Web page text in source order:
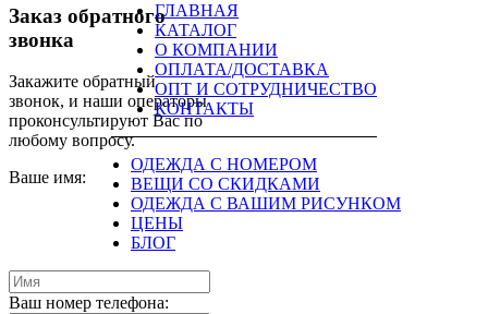
ГЛАВНАЯ
КАТАЛОГ
О КОМПАНИИ
ОПЛАТА/ДОСТАВКА
ОПТ И СОТРУДНИЧЕСТВО
КОНТАКТЫ
ОДЕЖДА С НОМЕРОМ
ВЕЩИ СО СКИДКАМИ
ОДЕЖДА С ВАШИМ РИСУНКОМ
ЦЕНЫ
БЛОГ
Заказ обратного
звонка
Закажите обратный
звонок, и наши операторы
проконсультируют Вас по
любому вопросу.
Ваше имя:
Ваш номер телефона: